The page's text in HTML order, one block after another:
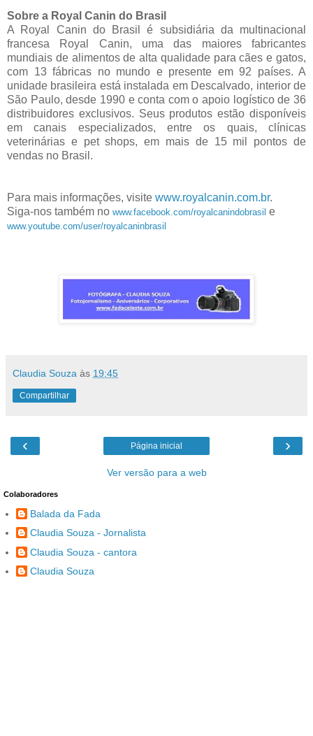
Sobre a Royal Canin do Brasil
A Royal Canin do Brasil é subsidiária da multinacional
francesa Royal Canin, uma das maiores fabricantes
mundiais de alimentos de alta qualidade para cães e gatos,
com 13 fábricas no mundo e presente em 92 países. A
unidade brasileira está instalada em Descalvado, interior de
São Paulo, desde 1990 e conta com o apoio logístico de 36
distribuidores exclusivos. Seus produtos estão disponíveis
em canais especializados, entre os quais, clínicas
veterinárias e pet shops, em mais de 15 mil pontos de
vendas no Brasil.
Para mais informações, visite www.royalcanin.com.br.
Siga-nos também no www.facebook.com/royalcanindobrasil e
www.youtube.com/user/royalcaninbrasil
Claudia Souza às 19:45
Compartilhar
‹ ›
Página inicial
Ver versão para a web
Colaboradores
Balada da Fada
Claudia Souza - Jornalista
Claudia Souza - cantora
Claudia Souza